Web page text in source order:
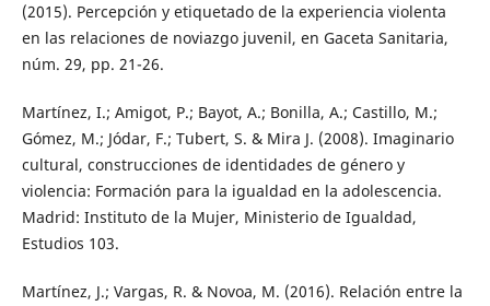
(2015). Percepción y etiquetado de la experiencia violenta
en las relaciones de noviazgo juvenil, en Gaceta Sanitaria,
núm. 29, pp. 21-26.
Martínez, I.; Amigot, P.; Bayot, A.; Bonilla, A.; Castillo, M.;
Gómez, M.; Jódar, F.; Tubert, S. & Mira J. (2008). Imaginario
cultural, construcciones de identidades de género y
violencia: Formación para la igualdad en la adolescencia.
Madrid: Instituto de la Mujer, Ministerio de Igualdad,
Estudios 103.
Martínez, J.; Vargas, R. & Novoa, M. (2016). Relación entre la